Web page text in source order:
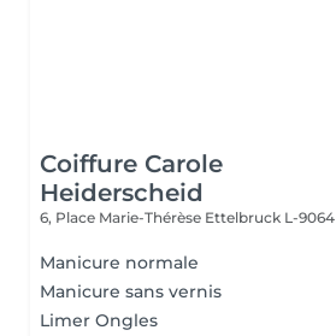
Coiffure Carole
Heiderscheid
6, Place Marie-Thérèse Ettelbruck L-9064
Manicure normale
Manicure sans vernis
Limer Ongles